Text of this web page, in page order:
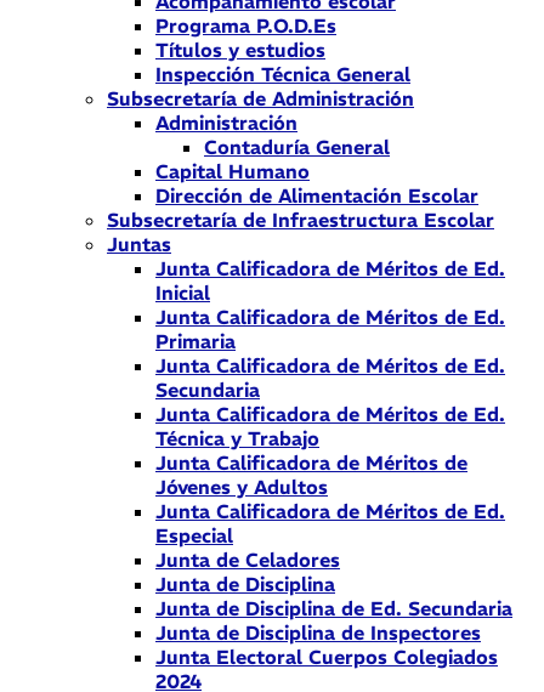
Programa P.O.D.Es
Títulos y estudios
Inspección Técnica General
Subsecretaría de Administración
Administración
Contaduría General
Capital Humano
Dirección de Alimentación Escolar
Subsecretaría de Infraestructura Escolar
Juntas
Junta Calificadora de Méritos de Ed.
Inicial
Junta Calificadora de Méritos de Ed.
Primaria
Junta Calificadora de Méritos de Ed.
Secundaria
Junta Calificadora de Méritos de Ed.
Técnica y Trabajo
Junta Calificadora de Méritos de
Jóvenes y Adultos
Junta Calificadora de Méritos de Ed.
Especial
Junta de Celadores
Junta de Disciplina
Junta de Disciplina de Ed. Secundaria
Junta de Disciplina de Inspectores
Junta Electoral Cuerpos Colegiados
2024